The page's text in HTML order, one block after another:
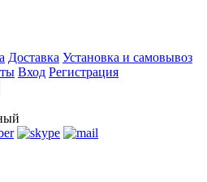
Доставка Установка и самовывоз
Вход Регистрация